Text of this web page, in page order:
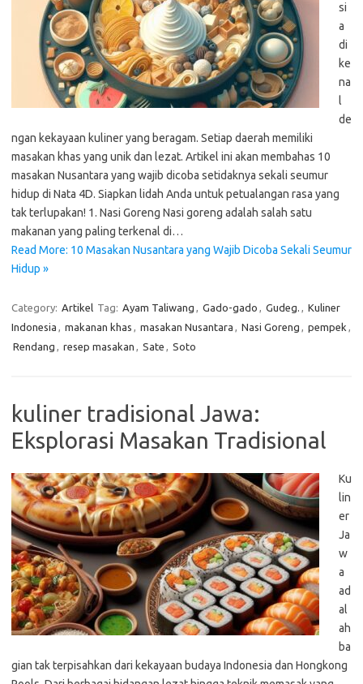
si
a
di
ke
na
l
de
ngan kekayaan kuliner yang beragam. Setiap daerah memiliki
masakan khas yang unik dan lezat. Artikel ini akan membahas 10
masakan Nusantara yang wajib dicoba setidaknya sekali seumur
hidup di Nata 4D. Siapkan lidah Anda untuk petualangan rasa yang
tak terlupakan! 1. Nasi Goreng Nasi goreng adalah salah satu
makanan yang paling terkenal di…
Read More: 10 Masakan Nusantara yang Wajib Dicoba Sekali Seumur
Hidup »
Category: Artikel Tag: Ayam Taliwang , Gado-gado , Gudeg. , Kuliner
Indonesia , makanan khas , masakan Nusantara , Nasi Goreng , pempek ,
Rendang , resep masakan , Sate , Soto
kuliner tradisional Jawa:
Eksplorasi Masakan Tradisional
Ku
lin
er
Ja
w
a
ad
al
ah
ba
gian tak terpisahkan dari kekayaan budaya Indonesia dan Hongkong